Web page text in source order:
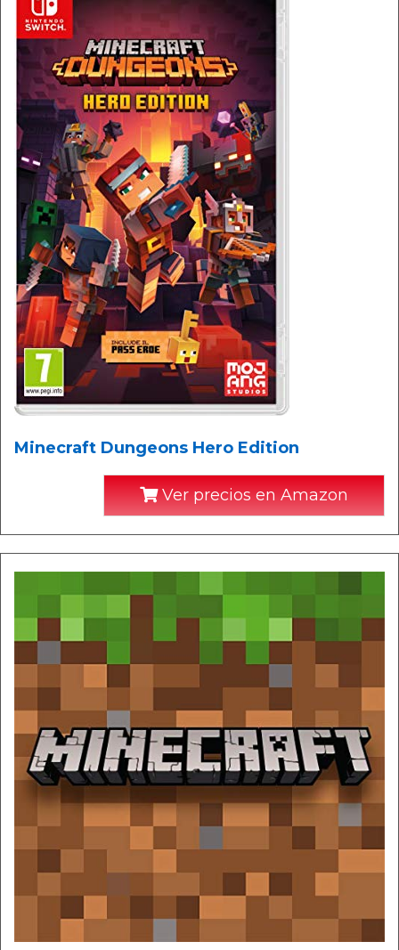
Minecraft Dungeons Hero Edition
Ver precios en Amazon